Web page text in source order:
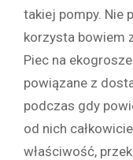
takiej pompy. Nie
korzysta bowiem
Piec na
powiązane z
podczas gdy
od nich
właściwość,